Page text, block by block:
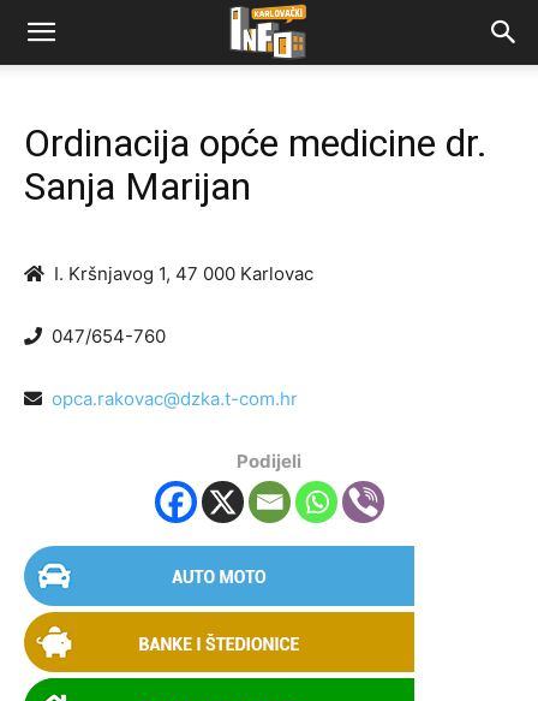
Ordinacija opće medicine dr.
Sanja Marijan
I. Kršnjavog 1, 47 000 Karlovac
047/654-760
opca.rakovac@dzka.t-com.hr
Podijeli